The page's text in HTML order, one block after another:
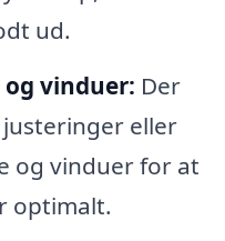
ud.
vinduer: Der
eller
og vinduer for at
optimalt.